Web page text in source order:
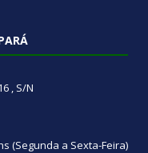
, S/N
(Segunda a Sexta-Feira)